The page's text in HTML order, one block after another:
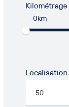
Kilométrage
0km
Localisation